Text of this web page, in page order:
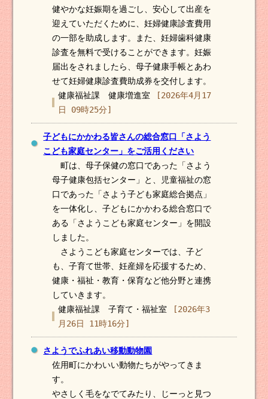
健やかな妊娠期を過ごし、安心して出産を
迎えていただくために、妊婦健康診査費用
の一部を助成します。また、妊婦歯科健康
診査を無料で受けることができます。妊娠
届出をされましたら、母子健康手帳とあわ
せて妊婦健康診査費助成券を交付します。
健康福祉課 健康増進室
[2026年4月17
日 09時25分]
子どもにかかわる皆さんの総合窓口「さよう
こども家庭センター」をご活用ください
町は、母子保健の窓口であった「さよう
母子健康包括センター」と、児童福祉の窓
口であった「さよう子ども家庭総合拠点」
を一体化し、子どもにかかわる総合窓口で
ある「さようこども家庭センター」を開設
しました。
さようこども家庭センターでは、子ど
も、子育て世帯、妊産婦を応援するため、
健康・福祉・教育・保育など他分野と連携
していきます。
健康福祉課 子育て・福祉室
[2026年3
月26日 11時16分]
さようでふれあい移動動物園
佐用町にかわいい動物たちがやってきま
す。
やさしく毛をなでてみたり、じーっと見つ